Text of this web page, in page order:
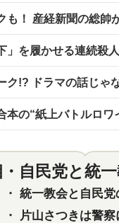
も！ 産経新聞の総帥
」を履かせる連続殺
ク!? ドラマの話じゃ
本の“紙上バトルロワ
自民党と統
・ 統一教会と自民党の関係をご
・
片山さつきは警察に圧力！自